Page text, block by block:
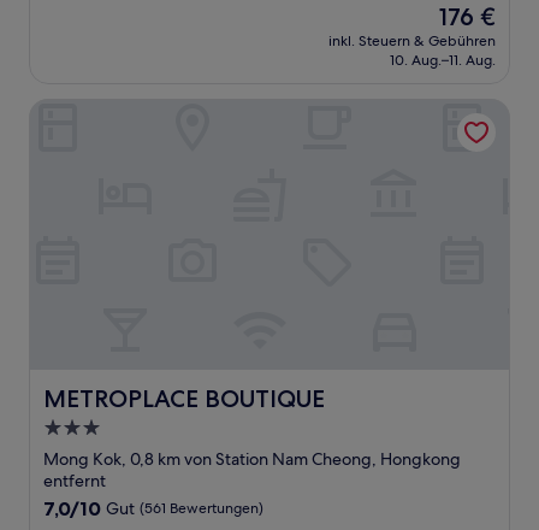
Der
Preis
beträgt
176 €
inkl. Steuern & Gebühren
10. Aug.–11. Aug.
METROPLACE BOUTIQUE
METROPLACE BOUTIQUE
3.0-
Sterne-
Unterkunft
Mong Kok, 0,8 km von Station Nam Cheong, Hongkong
entfernt
7.0
7,0/10 Gut (561 Bewertungen)